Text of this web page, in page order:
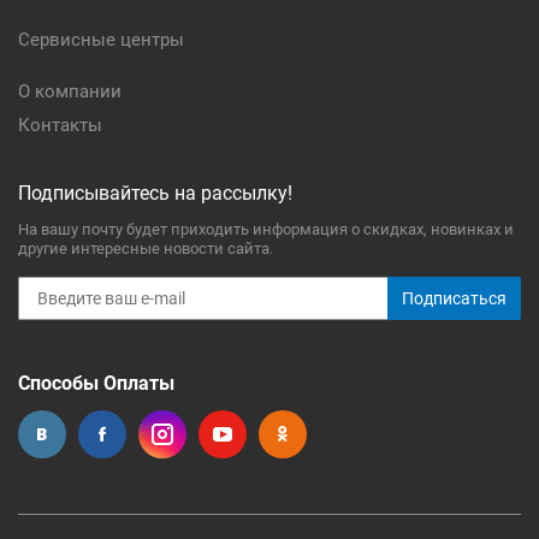
Сервисные центры
О компании
Контакты
Подписывайтесь на рассылку!
На вашу почту будет приходить информация о скидках, новинках и
другие интересные новости сайта.
Подписаться
Способы Оплаты